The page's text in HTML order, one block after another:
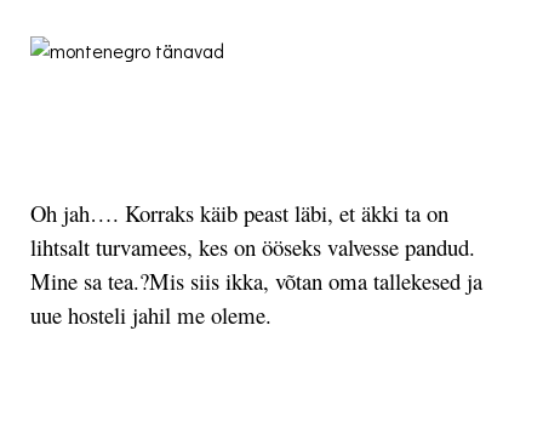
Oh jah…. Korraks käib peast läbi, et äkki ta on
lihtsalt turvamees, kes on ööseks valvesse pandud.
Mine sa tea.?Mis siis ikka, võtan oma tallekesed ja
uue hosteli jahil me oleme.